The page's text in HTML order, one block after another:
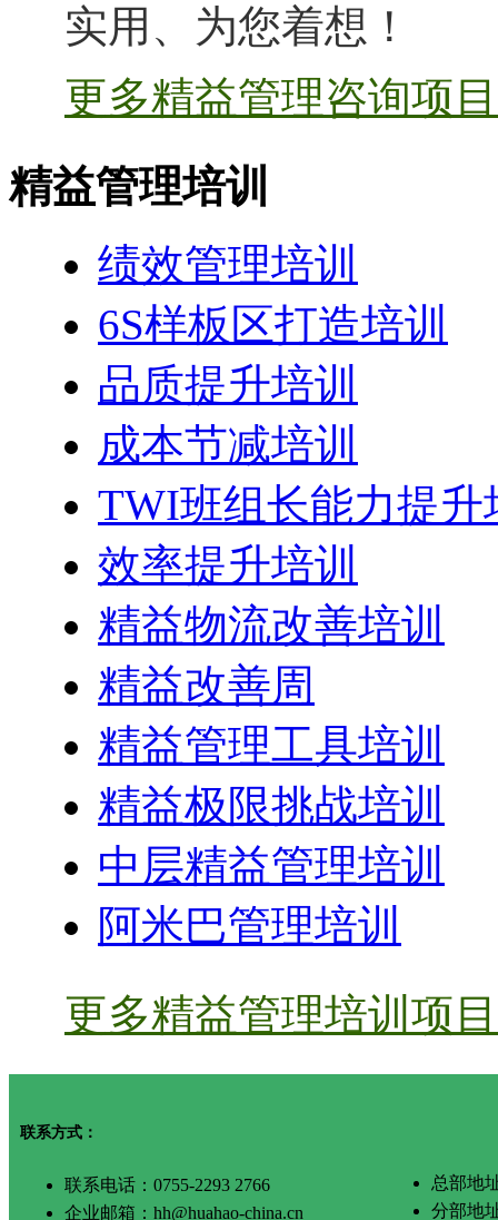
实用、为您着想！
更多精益管理咨询项
精益管理培训
绩效管理培训
6S样板区打造培训
品质提升培训
成本节减培训
TWI班组长能力提升
效率提升培训
精益物流改善培训
精益改善周
精益管理工具培训
精益极限挑战培训
中层精益管理培训
阿米巴管理培训
更多精益管理培训项
联系方式：
联系电话：0755-2293 2766
企业邮箱：hh@huahao-china.cn
总部地
分部地